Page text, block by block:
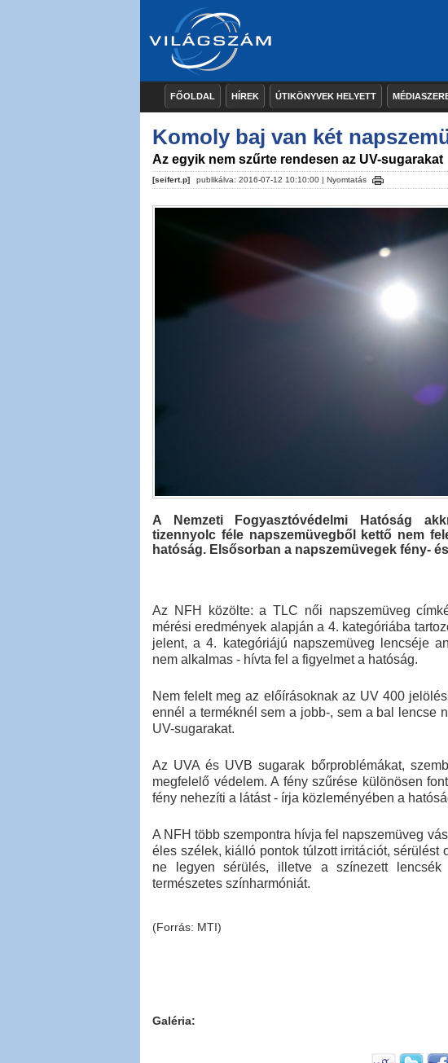
FŐOLDAL HÍREK ÚTIKÖNYVEK HELYETT
Komoly baj van két
Az egyik nem szűrte rendesen az UV-sugarakat
[seifert.p] publikálva: 2016-07-12 10:10:00 | Nyomtatás
A Nemzeti Fogyasztóvédelmi Hatóság
tizennyolc féle napszemüvegből kettő nem
hatóság. Elsősorban a napszemüvegek fény-
Az NFH közölte: a TLC női napszemüveg
mérési eredmények alapján a 4. kategóriába
jelent, a 4. kategóriájú napszemüveg lencséje
nem alkalmas - hívta fel a figyelmet a hatóság.
Nem felelt meg az előírásoknak az UV 400
ennél a terméknél sem a jobb-, sem a bal lencse
UV-sugarakat.
Az UVA és UVB sugarak bőrproblémákat,
megfelelő védelem. A fény szűrése különösen
fény nehezíti a látást - írja közleményében a
A NFH több szempontra hívja fel napszemüveg
éles szélek, kiálló pontok túlzott irritációt, sérülést
ne legyen sérülés, illetve a színezett
természetes színharmóniát.
(Forrás: MTI)
Galéria: